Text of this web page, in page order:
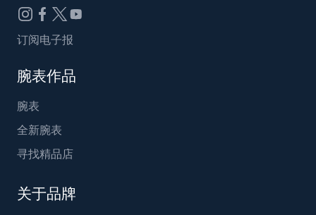
订阅电子报
腕表作品
腕表
全新腕表
寻找精品店
关于品牌